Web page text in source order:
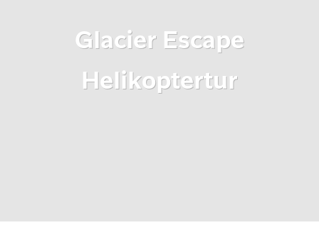
Glacier Escape
Helikoptertur